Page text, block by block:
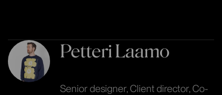
Petteri Laamo
Senior designer, Client director, Co-